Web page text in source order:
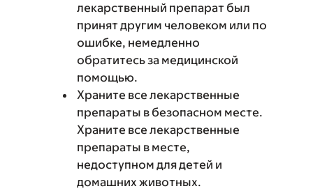
лекарственный препарат был
принят другим человеком или по
ошибке, немедленно
обратитесь за медицинской
помощью.
Храните все лекарственные
препараты в безопасном месте.
Храните все лекарственные
препараты в месте,
недоступном для детей и
домашних животных.